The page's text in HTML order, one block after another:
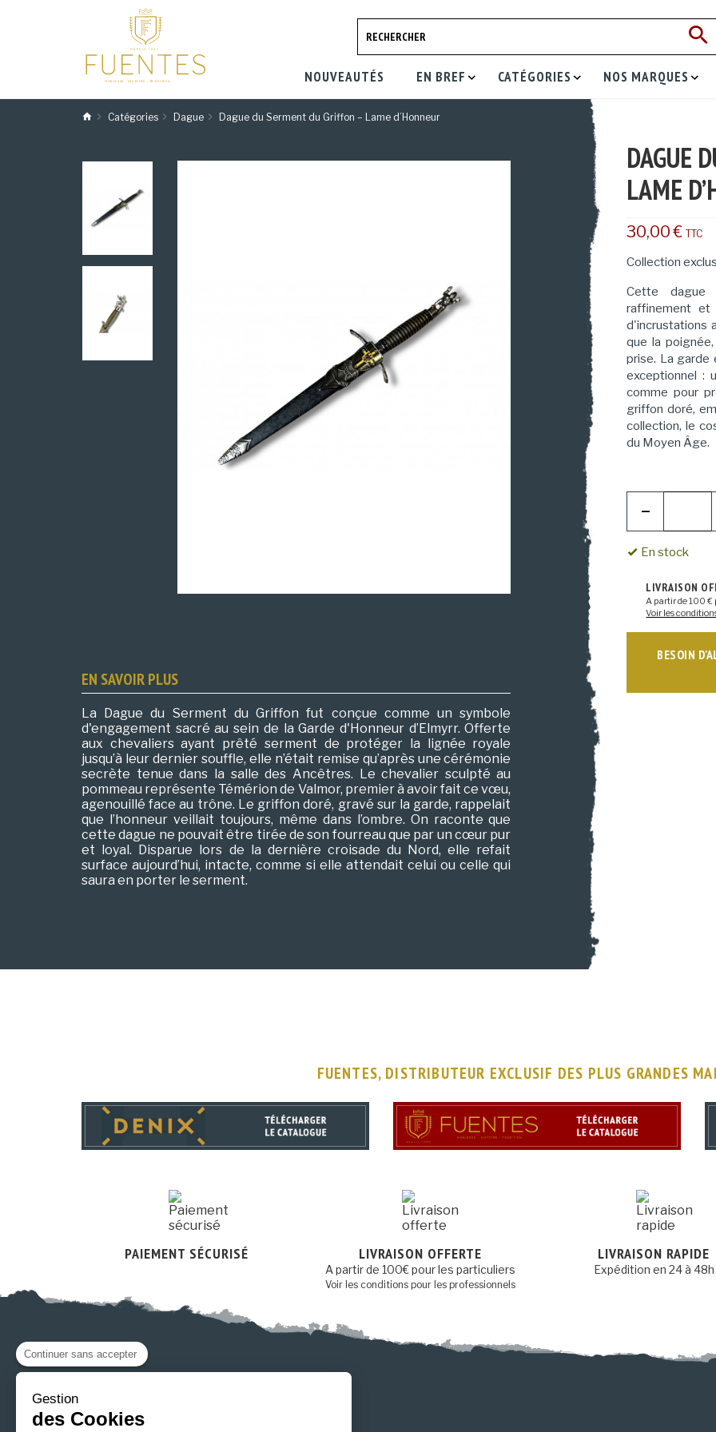
Continuer sans accepter
Gestion
des Cookies
NOUVEAUTÉS EN BREF CATÉGORIES NOS MARQUES
Catégories Dague Dague du Serment du Griffon – Lame d’Honneur
EN SAVOIR PLUS
La Dague du Serment du Griffon fut conçue comme un symbole
d'engagement sacré au sein de la Garde d'Honneur d’Elmyrr. Offerte
aux chevaliers ayant prêté serment de protéger la lignée royale
jusqu’à leur dernier souffle, elle n’était remise qu’après une cérémonie
secrète tenue dans la salle des Ancêtres. Le chevalier sculpté au
pommeau représente Témérion de Valmor, premier à avoir fait ce vœu,
agenouillé face au trône. Le griffon doré, gravé sur la garde, rappelait
que l’honneur veillait toujours, même dans l’ombre. On raconte que
cette dague ne pouvait être tirée de son fourreau que par un cœur pur
et loyal. Disparue lors de la dernière croisade du Nord, elle refait
surface aujourd’hui, intacte, comme si elle attendait celui ou celle qui
saura en porter le serment.
DAGUE
LAME
30,00 €TTC
Collection
Cette dague
raffinement et
d'incrustations
que la
prise. La garde
exceptionnel :
comme pour
griffon doré,
collection, le
du Moyen Âge.
En stock
LIVRAISON
A partir de 100
Voir les
BESOIN
FUENTES, DISTRIBUTEUR EXCLUSIF DES PLUS GRANDES
PAIEMENT SÉCURISÉ LIVRAISON OFFERTE
A partir de 100€ pour les particuliers
Voir les conditions pour les professionnels
LIVRAISON RAPIDE
Expédition en 24 à 48h